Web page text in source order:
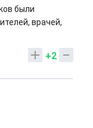
были
врачей,
+2